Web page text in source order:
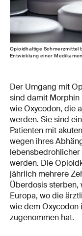
Opioidhaltige Schmerzmittel
Entwicklung einer
Der Umgang mit
sind damit
wie Oxycodon, die
werden. Sie sind
Patienten mit
wegen ihres
werden. Die
jährlich mehrere
Überdosis sterben,
Europa, wo die
wie dem Oxycodon
zugenommen hat.